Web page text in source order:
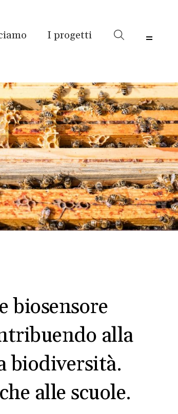
I progetti
biosensore
alla
biodiversità.
alle scuole.